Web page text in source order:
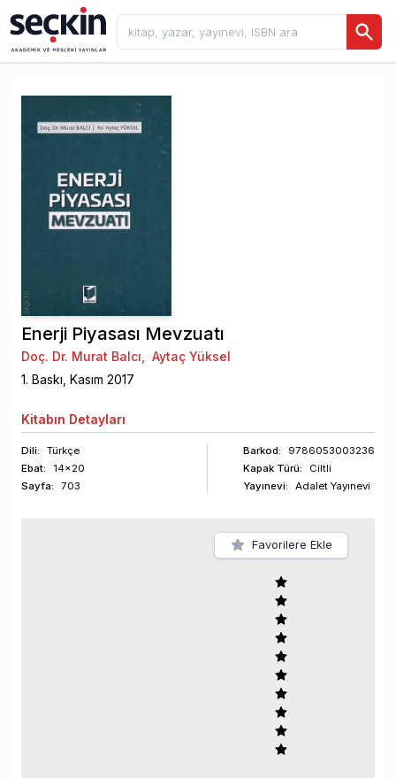
Enerji Piyasası Mevzuatı
Doç. Dr. Murat Balcı, Aytaç Yüksel
1. Baskı, Kasım 2017
Kitabın Detayları
Dili:
Türkçe
Ebat:
14x20
Sayfa: 703
Barkod:
9786053003236
Kapak Türü:
Ciltli
Yayınevi:
Adalet Yayınevi
Favorilere Ekle